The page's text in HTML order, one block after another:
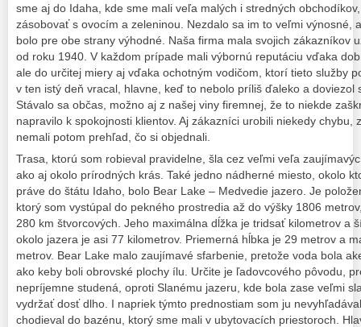
sme aj do Idaha, kde sme mali veľa malých i stredných
zásobovať s ovocím a zeleninou. Nezdalo sa im to veľmi výnosné,
bolo pre obe strany výhodné. Naša firma mala svojich zákazníkov
od roku 1940. V každom prípade mali výbornú reputáciu vďaka
ale do určitej miery aj vďaka ochotným vodičom, ktorí tieto služby
v ten istý deň vracal, hlavne, keď to nebolo príliš ďaleko a doviezol
Stávalo sa občas, možno aj z našej viny firemnej, že to niekde
napravilo k spokojnosti klientov. Aj zákazníci urobili niekedy chybu,
nemali potom prehľad, čo si objednali.
Trasa, ktorú som robieval pravidelne, šla cez veľmi veľa
ako aj okolo prírodných krás. Také jedno nádherné miesto, okolo
práve do štátu Idaho, bolo Bear Lake – Medvedie jazero. Je
ktorý som vystúpal do pekného prostredia až do výšky 1806
280 km štvorcových. Jeho maximálna dĺžka je tridsať kilometrov a
okolo jazera je asi 77 kilometrov. Priemerná hĺbka je 29 metrov a
metrov. Bear Lake malo zaujímavé sfarbenie, pretože voda bola
ako keby boli obrovské plochy ílu. Určite je ľadovcového pôvodu,
nepríjemne studená, oproti Slanému jazeru, kde bola zase veľmi
vydržať dosť dlho. I napriek týmto prednostiam som ju
chodieval do bazénu, ktorý sme mali v ubytovacích priestoroch.